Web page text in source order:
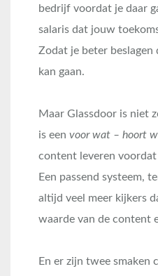
bedrijf voordat je daar
salaris dat jouw
Zodat je beter beslagen
kan gaan.
Maar Glassdoor is niet
is een voor wat – hoort
content leveren
Een passend systeem,
altijd veel meer kijkers
waarde van de content
En er zijn twee smaken